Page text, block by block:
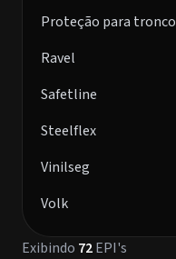
Proteção para tronco
Ravel
Safetline
Steelflex
Vinilseg
Volk
Exibindo 72EPI's